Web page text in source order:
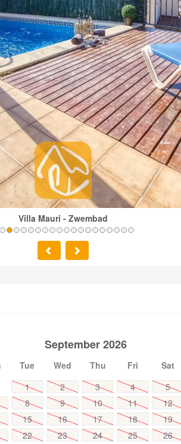
Villa Mauri - Zwembad
September 2026
Tue Wed Thu Fri Sat
1
2 3 4 5
8 9 10 11 12
15 16 17 18 19
22 23 24 25 26